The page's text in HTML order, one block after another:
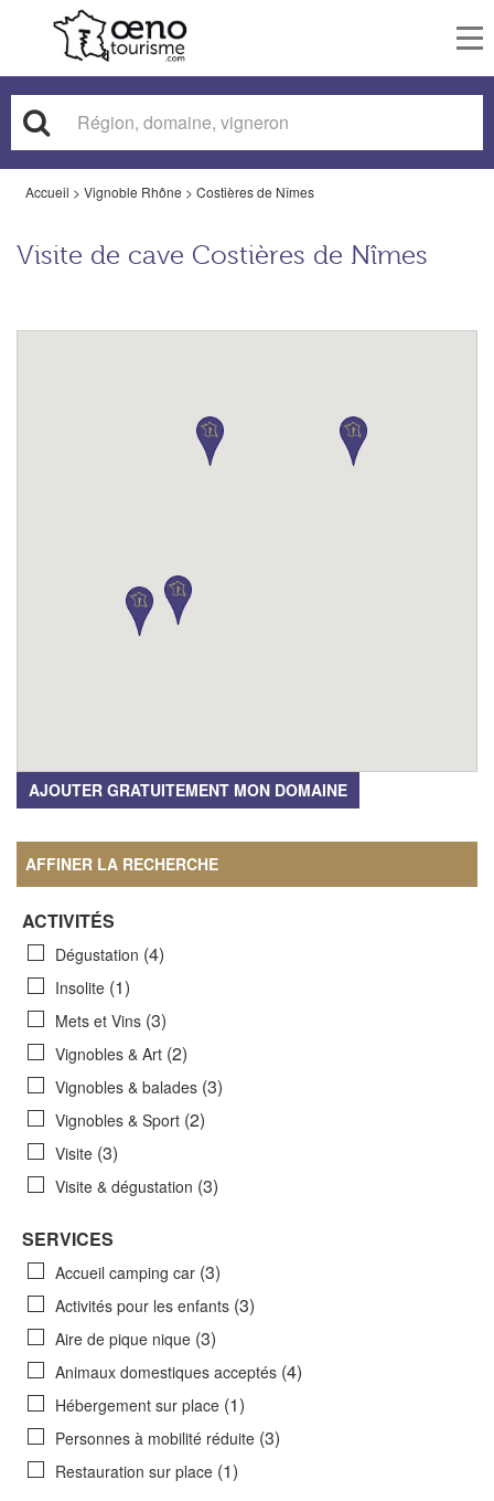
Accueil > Vignoble Rhône > Costières de Nîmes
Visite de cave Costières de Nîmes
AJOUTER GRATUITEMENT MON DOMAINE
AFFINER LA RECHERCHE
ACTIVITÉS
Dégustation (4)
Insolite (1)
Mets et Vins (3)
Vignobles & Art (2)
Vignobles & balades (3)
Vignobles & Sport (2)
Visite (3)
Visite & dégustation (3)
SERVICES
Accueil camping car (3)
Activités pour les enfants (3)
Aire de pique nique (3)
Animaux domestiques acceptés (4)
Hébergement sur place (1)
Personnes à mobilité réduite (3)
Restauration sur place (1)